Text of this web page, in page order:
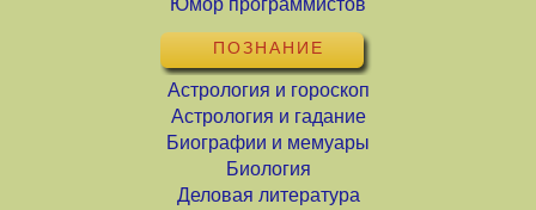
Юмор программистов
ПОЗНАНИЕ
Астрология и гороскоп
Астрология и гадание
Биографии и мемуары
Биология
Деловая литература